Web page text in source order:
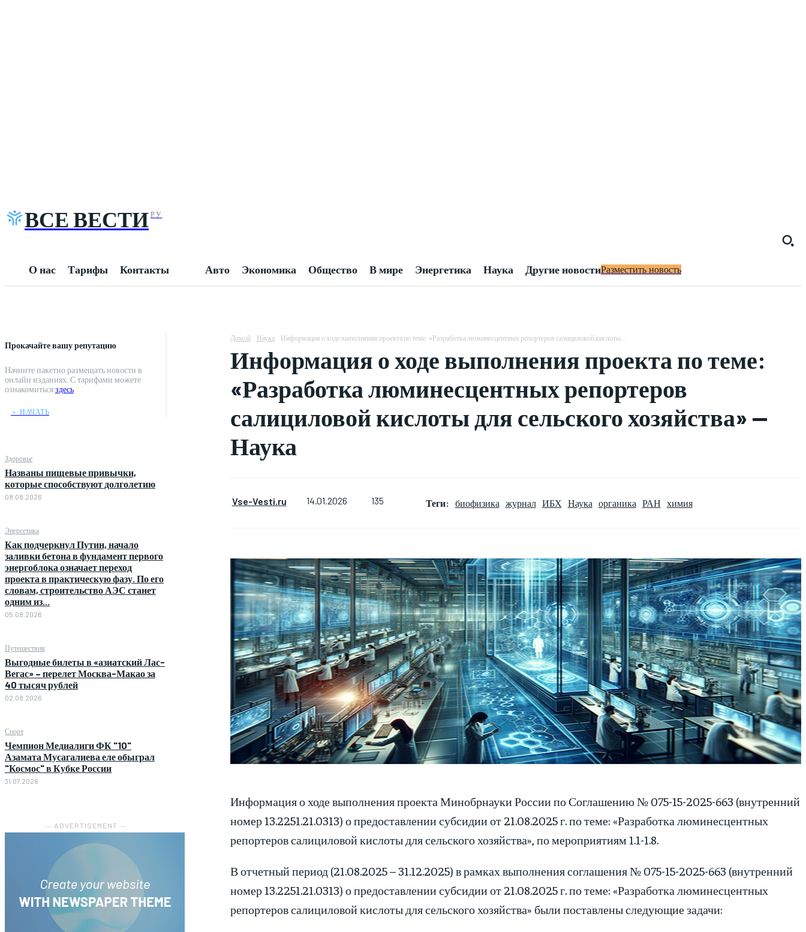
ВСЕ ВЕСТИ РУ
О нас Тарифы Контакты Авто Экономика Общество В мире Энергетика Наука Другие новостиРазместить новость
Прокачайте вашу репутацию
Начните пакетно размещать новости в
онлайн изданиях. С тарифами можете
ознакомитьсяздесь
﹢ НАЧАТЬ
Здоровье
Названы пищевые привычки,
которые способствуют долголетию
08.08.2026
Энергетика
Как подчеркнул Путин, начало
заливки бетона в фундамент первого
энергоблока означает переход
проекта в практическую фазу. По его
словам, строительство АЭС станет
одним из...
05.08.2026
Путешествия
Выгодные билеты в «азиатский Лас-
Вегас» – перелет Москва-Макао за
40 тысяч рублей
02.08.2026
Спорт
Чемпион Медиалиги ФК "10"
Азамата Мусагалиева еле обыграл
"Космос" в Кубке России
31.07.2026
― ADVERTISEMENT ―
Домой Наука Информация о ходе выполнения проекта по теме: «Разработка люминесцентных репортеров салициловой кислоты...
Информация о ходе выполнения проекта по теме:
«Разработка люминесцентных репортеров
салициловой кислоты для сельского хозяйства» —
Наука
Vse-Vesti.ru 14.01.2026 135 Теги: биофизика журнал ИБХ Наука органика РАН химия
Информация о ходе выполнения проекта Минобрнауки России по Соглашению № 075-15-2025-663 (внутренний
номер 13.2251.21.0313) о предоставлении субсидии от 21.08.2025 г. по теме: «Разработка люминесцентных
репортеров салициловой кислоты для сельского хозяйства», по мероприятиям 1.1-1.8.
В отчетный период (21.08.2025 – 31.12.2025) в рамках выполнения соглашения № 075-15-2025-663 (внутренний
номер 13.2251.21.0313) о предоставлении субсидии от 21.08.2025 г. по теме: «Разработка люминесцентных
репортеров салициловой кислоты для сельского хозяйства» были поставлены следующие задачи: